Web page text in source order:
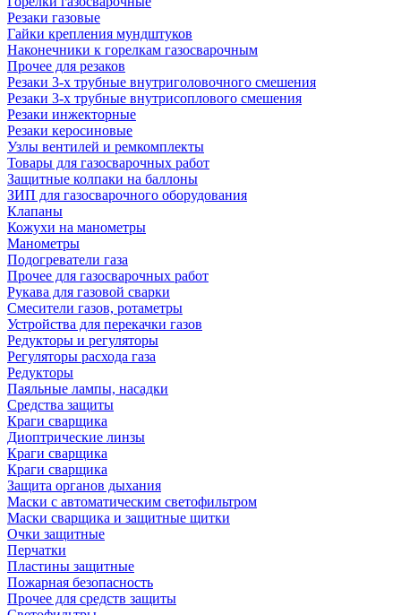
Резаки газовые
Гайки крепления мундштуков
Наконечники к горелкам газосварочным
Прочее для резаков
Резаки 3-х трубные внутриголовочного смешения
Резаки 3-х трубные внутрисоплового смешения
Резаки инжекторные
Резаки керосиновые
Узлы вентилей и ремкомплекты
Товары для газосварочных работ
Защитные колпаки на баллоны
ЗИП для газосварочного оборудования
Клапаны
Кожухи на манометры
Манометры
Подогреватели газа
Прочее для газосварочных работ
Рукава для газовой сварки
Смесители газов, ротаметры
Устройства для перекачки газов
Редукторы и регуляторы
Регуляторы расхода газа
Редукторы
Паяльные лампы, насадки
Средства защиты
Краги сварщика
Диоптрические линзы
Краги сварщика
Краги сварщика
Защита органов дыхания
Маски с автоматическим светофильтром
Маски сварщика и защитные щитки
Очки защитные
Перчатки
Пластины защитные
Пожарная безопасность
Прочее для средств защиты